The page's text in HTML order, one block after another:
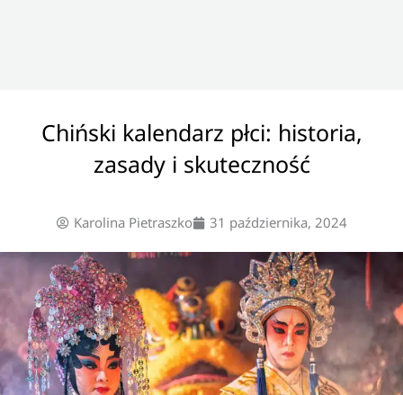
Chiński kalendarz płci: historia,
zasady i skuteczność
Karolina Pietraszko 31 października, 2024